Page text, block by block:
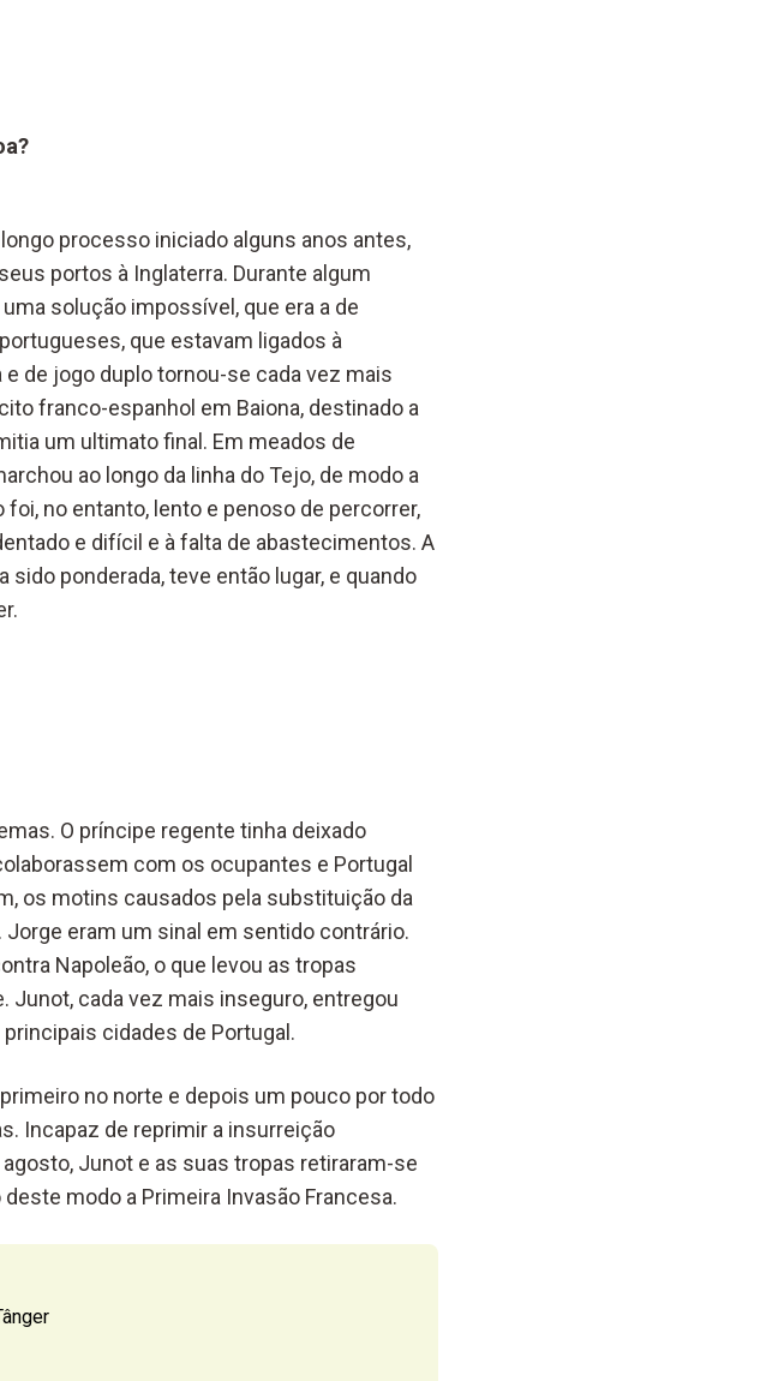
processo iniciado alguns anos antes,
portos à Inglaterra. Durante algum
solução impossível, que era a de
que estavam ligados à
de jogo duplo tornou-se cada vez mais
franco-espanhol em Baiona, destinado a
um ultimato final. Em meados de
ao longo da linha do Tejo, de modo a
no entanto, lento e penoso de percorrer,
e difícil e à falta de abastecimentos. A
sido ponderada, teve então lugar, e quando
O príncipe regente tinha deixado
com os ocupantes e Portugal
os motins causados pela substituição da
eram um sinal em sentido contrário.
Napoleão, o que levou as tropas
Junot, cada vez mais inseguro, entregou
cidades de Portugal.
no norte e depois um pouco por todo
Incapaz de reprimir a insurreição
Junot e as suas tropas retiraram-se
modo a Primeira Invasão Francesa.